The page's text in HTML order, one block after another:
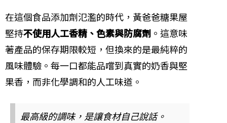
在這個食品添加劑氾濫的時代，黃爸爸糖果屋
堅持不使用人工香精、色素與防腐劑 。這意味
著產品的保存期限較短，但換來的是最純粹的
風味體驗。每一口都能品嚐到真實的奶香與堅
果香，而非化學調和的人工味道。
最高級的調味，是讓食材自己說話。